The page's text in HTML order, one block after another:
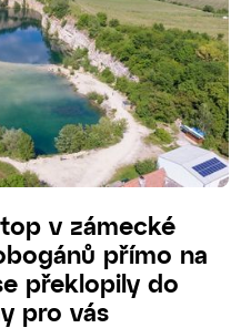
v zámecké
přímo na
překlopily do
pro vás